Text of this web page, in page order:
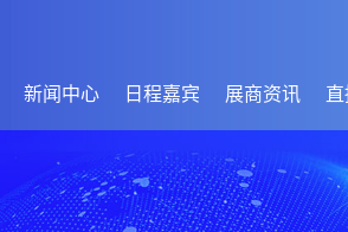
新闻中心 日程嘉宾 展商资讯 直